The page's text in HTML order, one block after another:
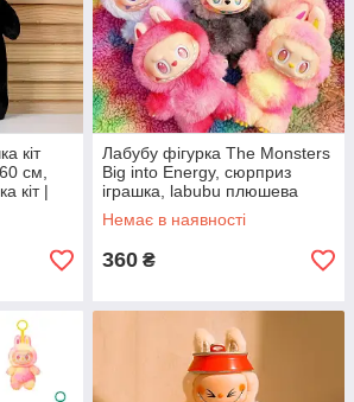
кіт
см,
кіт |
Лабубу фігурка The Monsters
Big into Energy, сюрприз
іграшка, labubu плюшева
іграшка (брелок лабубу)
Немає в наявності
360 ₴